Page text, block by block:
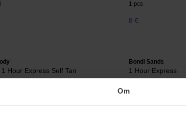
Om
1 pcs
8 €
1 Hour Express Self Tan
Bondi Sands
1 Hour Express
225 ml